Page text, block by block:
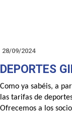
28/09/2024
DEPORTES
Como ya sabéis, a
las tarifas de
Ofrecemos a los